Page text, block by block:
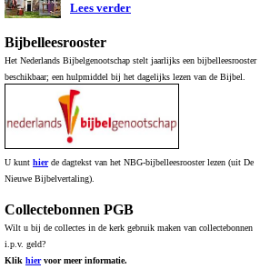
Lees verder
Bijbelleesrooster
Het Nederlands Bijbelgenootschap stelt jaarlijks een bijbelleesrooster
beschikbaar; een hulpmiddel bij het dagelijks lezen van de Bijbel.
U kunt hierde dagtekst van het NBG-bijbelleesrooster lezen (uit De
Nieuwe Bijbelvertaling).
Collectebonnen PGB
Wilt u bij de collectes in de kerk gebruik maken van collectebonnen
i.p.v. geld?
Klik hiervoor meer informatie.